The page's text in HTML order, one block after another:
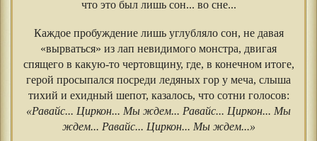
что это был лишь сон... во сне...
Каждое пробуждение лишь углубляло сон, не давая
«вырваться» из лап невидимого монстра, двигая
спящего в какую-то чертовщину, где, в конечном итоге,
герой просыпался посреди ледяных гор у меча, слыша
тихий и ехидный шепот, казалось, что сотни голосов:
«Равайс... Циркон... Мы ждем... Равайс... Циркон... Мы
ждем... Равайс... Циркон... Мы ждем...»